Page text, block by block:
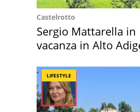
Castelrotto
Sergio Mattarella in
vacanza in Alto
LIFESTYLE